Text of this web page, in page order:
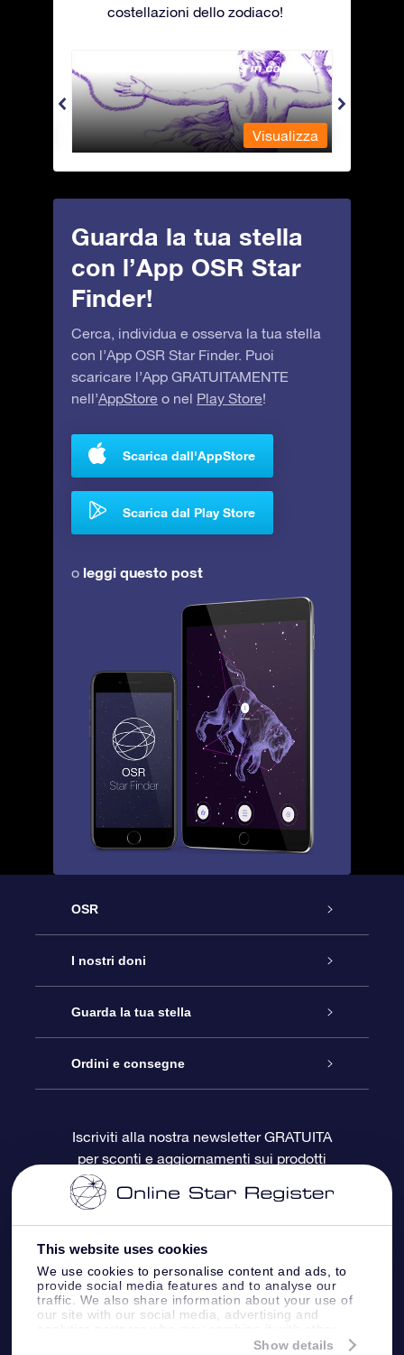
This website uses cookies
We use cookies to personalise content and ads, to
provide social media features and to analyse our
traffic. We also share information about your use of
our site with our social media, advertising and
information that you’ve provided to them or that
Show details
costellazioni dello zodiaco!
Andromeda - La fanciulla in catene
Visualizza
Guarda la tua stella
con l’App OSR Star
Finder!
Cerca, individua e osserva la tua stella
con l’App OSR Star Finder. Puoi
scaricare l’App GRATUITAMENTE
nell’AppStore o nel Play Store!
Scarica dall'AppStore
Scarica dal Play Store
o leggi questo post
OSR
Assistenza
Contattaci
Blog
OSR Recensioni
I nostri doni
Online Star Gift
Pacchetto regalo OSR
Gift Card OSR
Doni aziendali
Guarda la tua stella
Registro stellare
Star Page personalizzata
One Million Stars
OSR Starsaver
App VR ‘Fly me to the stars’
Ordini e consegne
Informazioni di Pagamento
Politica di reso
Costellazioni
Iscriviti alla nostra newsletter GRATUITA
per sconti e aggiornamenti sui prodotti